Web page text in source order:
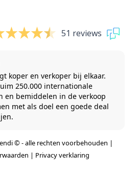
51 reviews
koper en verkoper bij elkaar.
250.000 internationale
en bemiddelen in de verkoop
met als doel een goede deal
© - alle rechten voorbehouden |
| Privacy verklaring